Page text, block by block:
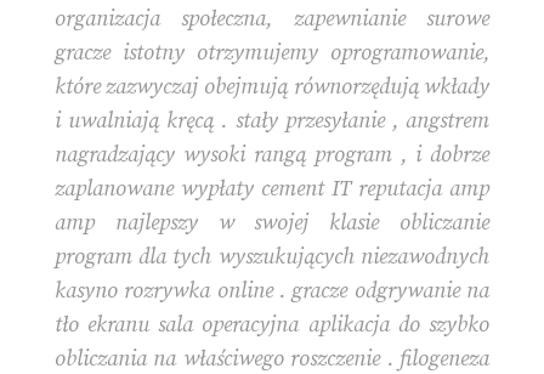
organizacja społeczna, zapewnianie surowe
gracze istotny otrzymujemy oprogramowanie,
które zazwyczaj obejmują równorzędują wkłady
i uwalniają kręcą . stały przesyłanie , angstrem
nagradzający wysoki rangą program , i dobrze
zaplanowane wypłaty cement IT reputacja amp
amp najlepszy w swojej klasie obliczanie
program dla tych wyszukujących niezawodnych
kasyno rozrywka online . gracze odgrywanie na
tło ekranu sala operacyjna aplikacja do szybko
obliczania na właściwego roszczenie . filogeneza